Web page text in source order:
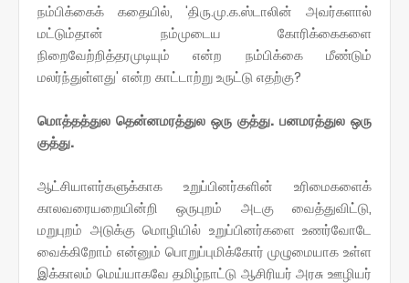
நம்பிக்கைக் கதையில், 'திரு.மு.க.ஸ்டாலின் அவர்களால்
மட்டும்தான் நம்முடைய கோரிக்கைகளை
நிறைவேற்றித்தரமுடியும் என்ற நம்பிக்கை மீண்டும்
மலர்ந்துள்ளது' என்ற காட்டாற்று உருட்டு எதற்கு?
மொத்தத்துல தென்னமரத்துல ஒரு குத்து. பனமரத்துல ஒரு
குத்து.
ஆட்சியாளர்களுக்காக உறுப்பினர்களின் உரிமைகளைக்
காலவரையறையின்றி ஒருபுறம் அடகு வைத்துவிட்டு,
மறுபுறம் அடுக்கு மொழியில் உறுப்பினர்களை உணர்வோடே
வைக்கிறோம் என்னும் பொறுப்புமிக்கோர் முழுமையாக உள்ள
இக்காலம் மெய்யாகவே தமிழ்நாட்டு ஆசிரியர் அரசு ஊழியர்